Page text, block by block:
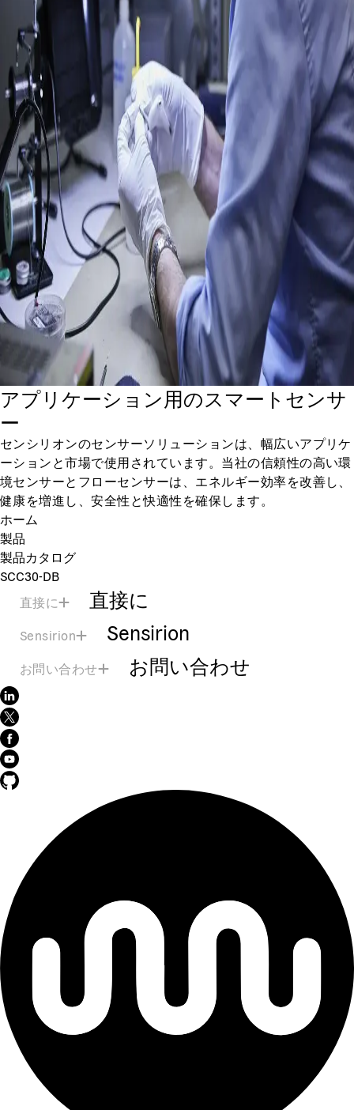
アプリケーション用のスマートセンサ
ー
センシリオンのセンサーソリューションは、幅広いアプリケ
ーションと市場で使用されています。当社の信頼性の高い環
境センサーとフローセンサーは、エネルギー効率を改善し、
健康を増進し、安全性と快適性を確保します。
ホーム
製品
製品カタログ
SCC30-DB
直接に
直接に
Sensirion Sensirion
お問い合わせ お問い合わせ